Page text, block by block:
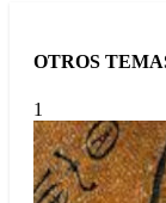
OTROS
1